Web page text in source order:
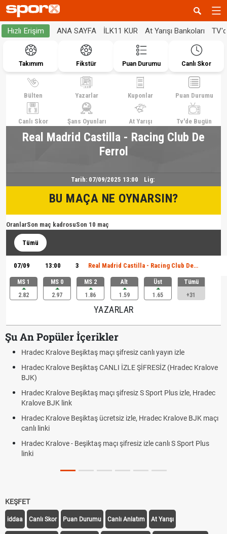
Hızlı Erişim ANA SAYFA İLK11 KUR At Yarışı Bankoları
Takımım Fikstür Puan Durumu Canlı Skor
Bülten Yazarlar Kuponlar Puan Durumu
Canlı Skor Şans Oyunları At Yarışı Tv'de Bugün
Real Madrid Castilla - Racing Club De
Ferrol
Tarih: 07/09/2025 13:00 Lig:
BU MAÇA NE OYNARSIN?
OranlarSon maç kadrosuSon 10 maç
Tümü
07/09 13:00 3 Real Madrid Castilla - Racing Club De Ferrol
MS 1
2.82
MS 0
2.97
MS 2
1.86
Alt
1.59
Üst
1.65
Tümü
+31
YAZARLAR
Şu An Popüler İçerikler
Hradec Kralove Beşiktaş maçı şifresiz canlı yayın izle
Hradec Kralove Beşiktaş CANLI İZLE ŞİFRESİZ (Hradec Kralove
BJK)
Hradec Kralove Beşiktaş maçı şifresiz S Sport Plus izle, Hradec
Kralove BJK link
Hradec Kralove Beşiktaş ücretsiz izle, Hradec Kralove BJK maçı
canlı linki
Hradec Kralove - Beşiktaş maçı şifresiz izle canlı S Sport Plus
linki
KEŞFET
iddaa Canlı Skor Puan Durumu Canlı Anlatım At Yarışı